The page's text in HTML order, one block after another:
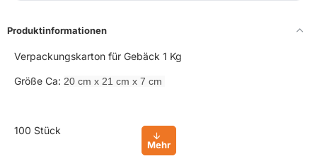
Produktinformationen
Verpackungskarton für Gebäck 1 Kg
Größe Ca: 20 cm x 21 cm x 7 cm
100 Stück